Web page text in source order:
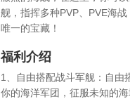
舰，指挥多种PVP、PVE海
唯一的宝藏！
福利介绍
1、自由搭配战斗军舰：自由
你的海洋军团，征服未知的